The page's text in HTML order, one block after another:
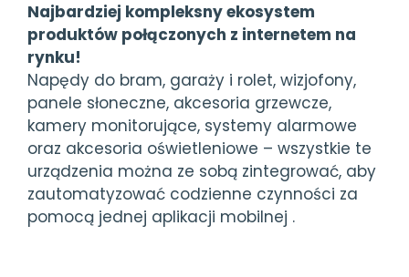
Najbardziej kompleksny ekosystem
produktów połączonych z internetem na
rynku!
Napędy do bram, garaży i rolet, wizjofony,
panele słoneczne, akcesoria grzewcze,
kamery monitorujące, systemy alarmowe
oraz akcesoria oświetleniowe – wszystkie te
urządzenia można ze sobą zintegrować, aby
zautomatyzować codzienne czynności za
pomocą jednej aplikacji mobilnej .